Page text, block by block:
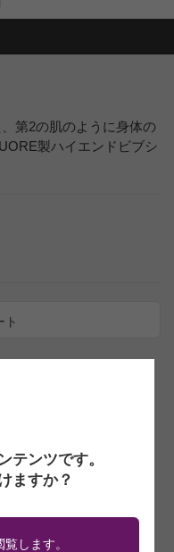
第2の肌のように身体の
製ハイエンドビブシ
ト
地
シーム
テンツです。
ますか？
します。